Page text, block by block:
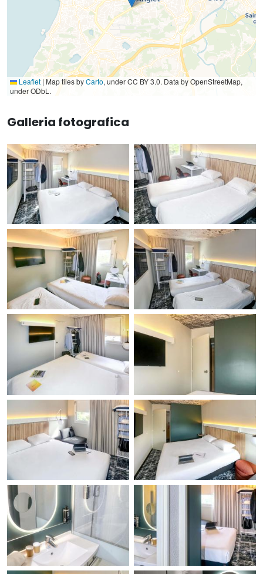
Leaflet | Map tiles byCarto, under CC BY 3.0. Data by OpenStreetMap,
under ODbL.
Galleria fotografica